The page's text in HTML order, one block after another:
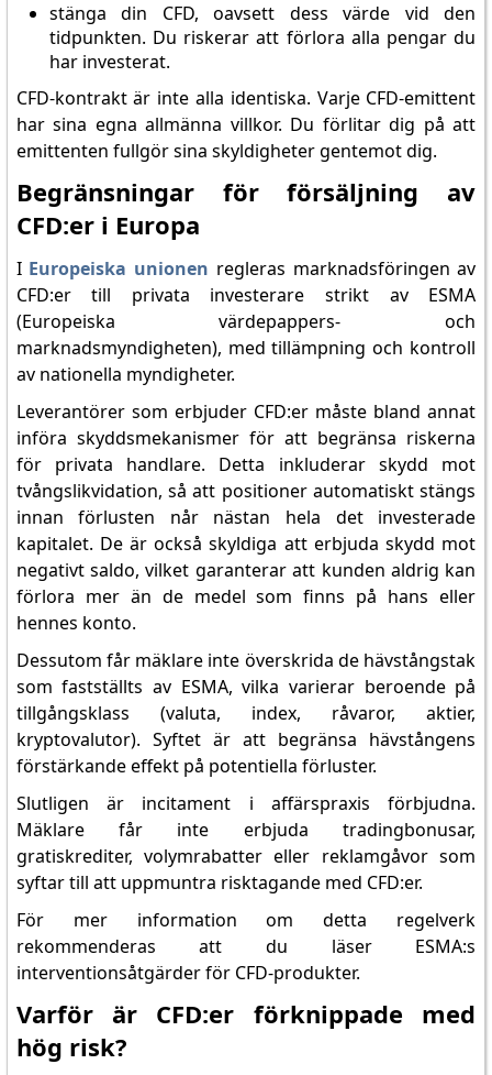
stänga din CFD, oavsett dess värde vid den
tidpunkten. Du riskerar att förlora alla pengar du
har investerat.
CFD-kontrakt är inte alla identiska. Varje CFD-emittent
har sina egna allmänna villkor. Du förlitar dig på att
emittenten fullgör sina skyldigheter gentemot dig.
Begränsningar för försäljning av
CFD:er i Europa
I Europeiska unionen regleras marknadsföringen av
CFD:er till privata investerare strikt av ESMA
(Europeiska värdepappers- och
marknadsmyndigheten), med tillämpning och kontroll
av nationella myndigheter.
Leverantörer som erbjuder CFD:er måste bland annat
införa skyddsmekanismer för att begränsa riskerna
för privata handlare. Detta inkluderar skydd mot
tvångslikvidation, så att positioner automatiskt stängs
innan förlusten når nästan hela det investerade
kapitalet. De är också skyldiga att erbjuda skydd mot
negativt saldo, vilket garanterar att kunden aldrig kan
förlora mer än de medel som finns på hans eller
hennes konto.
Dessutom får mäklare inte överskrida de hävstångstak
som fastställts av ESMA, vilka varierar beroende på
tillgångsklass (valuta, index, råvaror, aktier,
kryptovalutor). Syftet är att begränsa hävstångens
förstärkande effekt på potentiella förluster.
Slutligen är incitament i affärspraxis förbjudna.
Mäklare får inte erbjuda tradingbonusar,
gratiskrediter, volymrabatter eller reklamgåvor som
syftar till att uppmuntra risktagande med CFD:er.
För mer information om detta regelverk
rekommenderas att du läser ESMA:s
interventionsåtgärder för CFD-produkter.
Varför är CFD:er förknippade med
hög risk?